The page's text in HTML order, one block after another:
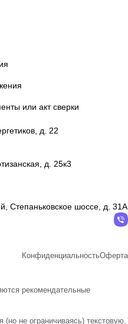
или акт сверки
д. 22
д. 25к3
Степаньковское шоссе, д. 31А
КонфиденциальностьОферта
рекомендательные
не ограничиваясь) текстовую,